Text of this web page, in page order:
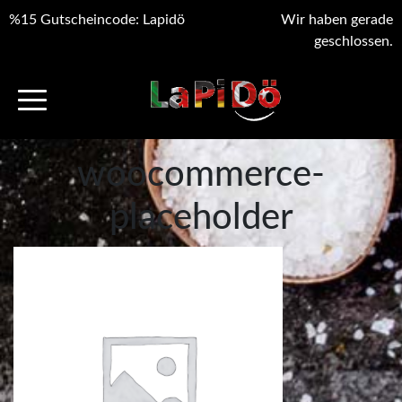
%15 Gutscheincode: Lapidö
Wir haben gerade
geschlossen.
woocommerce-
placeholder